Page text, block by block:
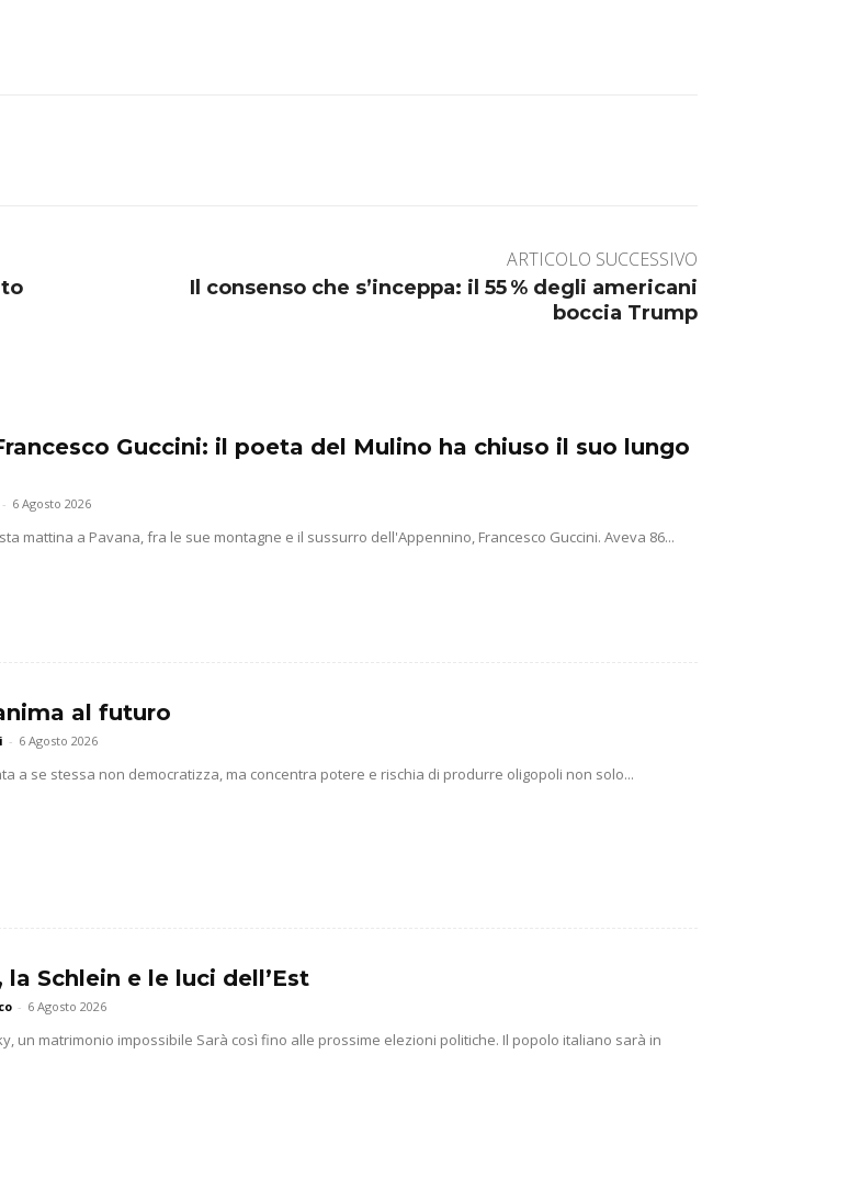
ARTICOLO SUCCESSIVO
Il consenso che s’inceppa: il 55 % degli americani
boccia Trump
Guccini: il poeta del Mulino ha chiuso il suo lungo
- 6 Agosto 2026
mattina a Pavana, fra le sue montagne e il sussurro dell'Appennino, Francesco Guccini. Aveva 86...
al futuro
- 6 Agosto 2026
a se stessa non democratizza, ma concentra potere e rischia di produrre oligopoli non solo...
la Schlein e le luci dell’Est
- 6 Agosto 2026
un matrimonio impossibile Sarà così fino alle prossime elezioni politiche. Il popolo italiano sarà in